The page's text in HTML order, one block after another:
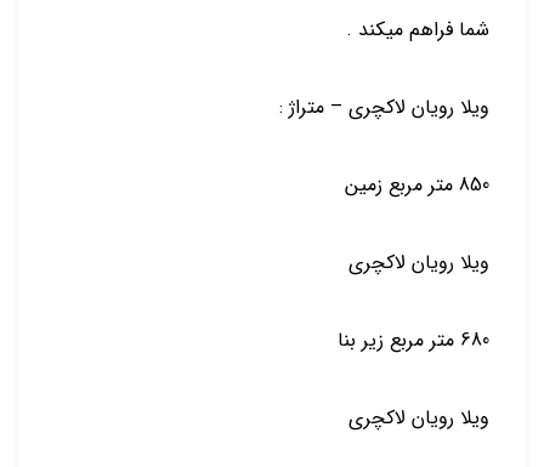
شما فراهم میکند .
ویلا رویان لاکچری – متراژ :
850 متر مربع زمین
ویلا رویان لاکچری
680 متر مربع زیر بنا
ویلا رویان لاکچری